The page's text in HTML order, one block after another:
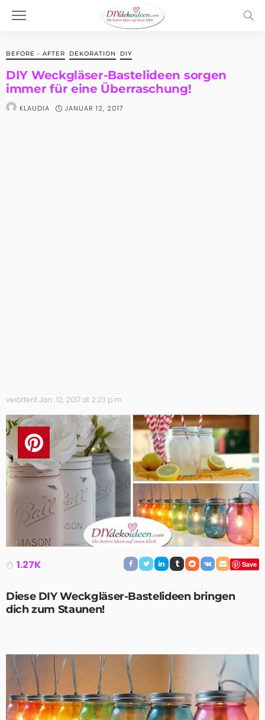
BEFORE - AFTER DEKORATION DIY
DIY Weckgläser-Bastelideen sorgen
immer für eine Überraschung!
KLAUDIA JANUAR 12, 2017
veröffentJan.. 12, 2017 at 2:23 p.m.
1.27K Save
Diese DIY Weckgläser-Bastelideen bringen
dich zum Staunen!